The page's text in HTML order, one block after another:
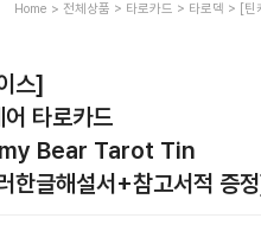
Home > 전체상품 > 타로카드 > 타로덱 > [틴
스]
어 타로카드
Bear Tarot Tin
한글해설서+참고서적 증